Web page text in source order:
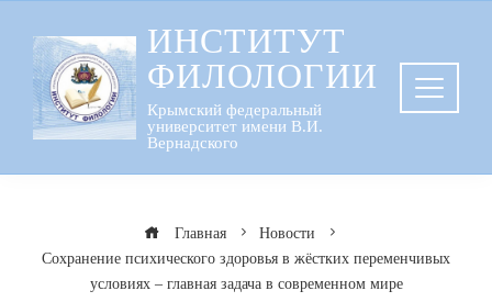
содержанию
ИНСТИТУТ
ФИЛОЛОГИИ
Крымский федеральный
университет имени В.И.
Вернадского
Главная
Новости
Сохранение психического здоровья в жёстких переменчивых
условиях – главная задача в современном мире